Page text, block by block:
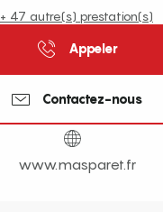
+ 47 autre(s) prestation(s)
Appeler
Contactez-nous
www.masparet.fr